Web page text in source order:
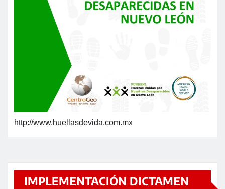
http://www.huellasdevida.com.mx
IMPLEMENTACIÓN DICTAMEN